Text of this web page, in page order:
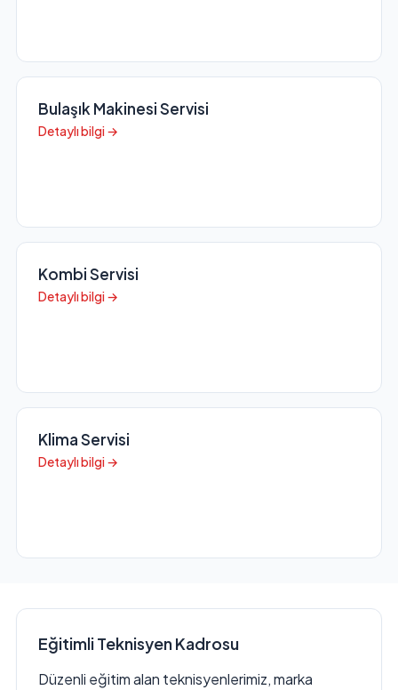
Bulaşık Makinesi Servisi
Detaylı bilgi →
Kombi Servisi
Detaylı bilgi →
Klima Servisi
Detaylı bilgi →
Eğitimli Teknisyen Kadrosu
Düzenli eğitim alan teknisyenlerimiz, marka